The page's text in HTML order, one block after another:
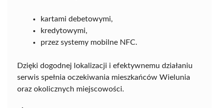
kartami debetowymi,
kredytowymi,
przez systemy mobilne NFC.
Dzięki dogodnej lokalizacji i efektywnemu działaniu
serwis spełnia oczekiwania mieszkańców Wielunia
oraz okolicznych miejscowości.